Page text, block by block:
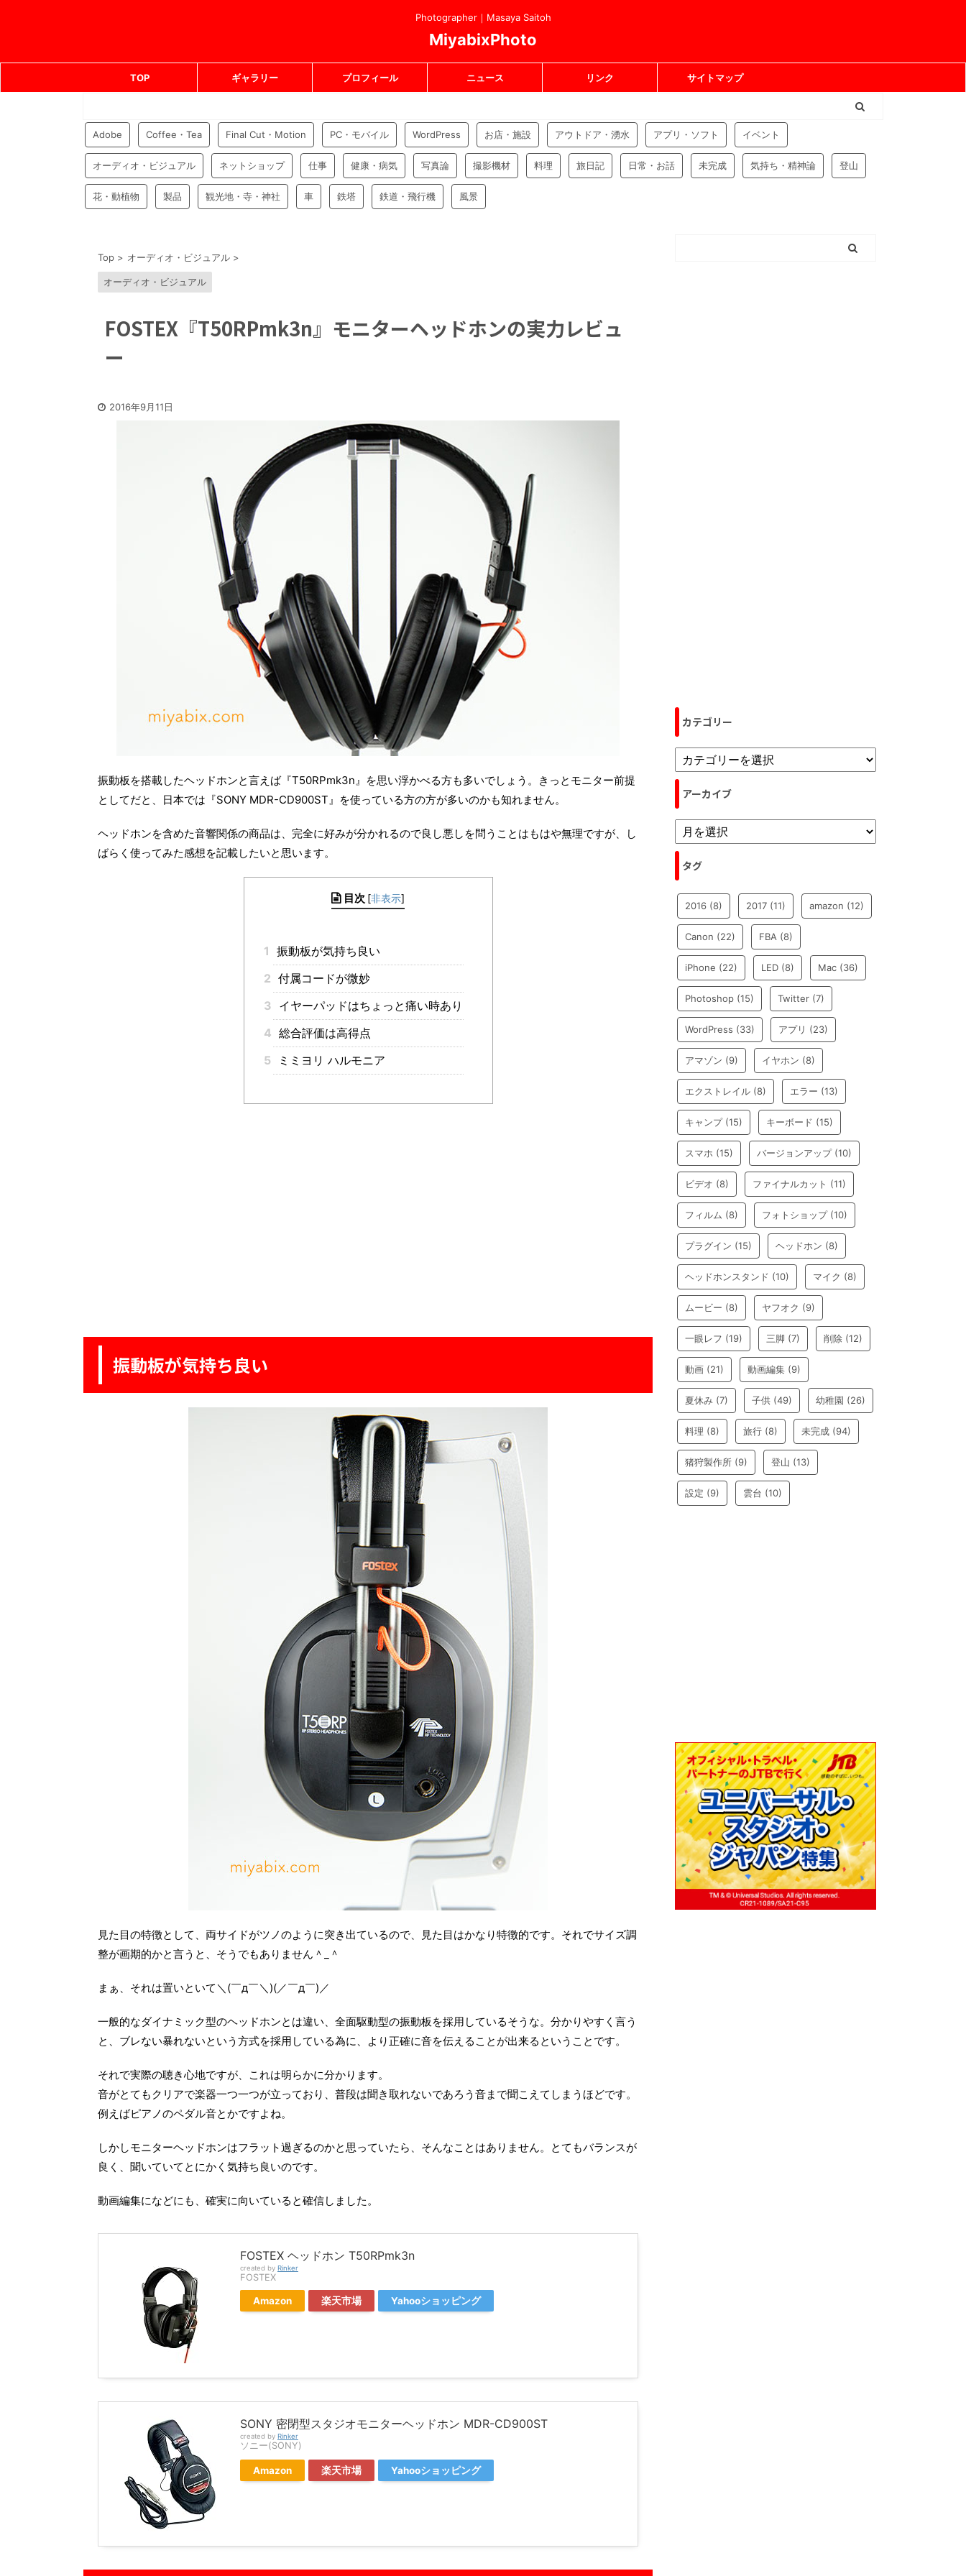
Photographer｜Masaya Saitoh
MiyabixPhoto
TOP ギャラリー プロフィール ニュース リンク サイトマップ
Adobe Coffee・Tea Final Cut・Motion PC・モバイル WordPress お店・施設 アウトドア・湧水 アプリ・ソフト イベント
オーディオ・ビジュアル ネットショップ 仕事 健康・病気 写真論 撮影機材 料理 旅日記 日常・お話 未完成 気持ち・精神論 登山
花・動植物 製品 観光地・寺・神社 車 鉄塔 鉄道・飛行機 風景
Top > オーディオ・ビジュアル >
オーディオ・ビジュアル
FOSTEX『T50RPmk3n』モニターヘッドホンの実力レビュ
ー
2016年9月11日
振動板を搭載したヘッドホンと言えば『T50RPmk3n』を思い浮かべる方も多いでしょう。きっとモニター前提
としてだと、日本では『SONY MDR-CD900ST』を使っている方の方が多いのかも知れません。
ヘッドホンを含めた音響関係の商品は、完全に好みが分かれるので良し悪しを問うことはもはや無理ですが、し
ばらく使ってみた感想を記載したいと思います。
目次 [非表示]
1 振動板が気持ち良い
2 付属コードが微妙
3 イヤーパッドはちょっと痛い時あり
4 総合評価は高得点
5
ミミヨリ ハルモニア
振動板が気持ち良い
見た目の特徴として、両サイドがツノのように突き出ているので、見た目はかなり特徴的です。それでサイズ調
整が画期的かと言うと、そうでもありません＾_＾
まぁ、それは置いといて＼(￣д￣＼)(／￣д￣)／
一般的なダイナミック型のヘッドホンとは違い、全面駆動型の振動板を採用しているそうな。分かりやすく言う
と、ブレない暴れないという方式を採用している為に、より正確に音を伝えることが出来るということです。
それで実際の聴き心地ですが、これは明らかに分かります。
音がとてもクリアで楽器一つ一つが立っており、普段は聞き取れないであろう音まで聞こえてしまうほどです。
例えばピアノのペダル音とかですよね。
しかしモニターヘッドホンはフラット過ぎるのかと思っていたら、そんなことはありません。とてもバランスが
良く、聞いていてとにかく気持ち良いのです。
動画編集になどにも、確実に向いていると確信しました。
FOSTEX ヘッドホン T50RPmk3n
created by Rinker
FOSTEX
Amazon 楽天市場 Yahooショッピング
SONY 密閉型スタジオモニターヘッドホン MDR-CD900ST
created by Rinker
ソニー(SONY)
Amazon 楽天市場 Yahooショッピング
カテゴリー
アーカイブ
タグ
2016 (8) 2017 (11) amazon (12)
Canon (22) FBA (8)
iPhone (22) LED (8) Mac (36)
Photoshop (15) Twitter (7)
WordPress (33) アプリ (23)
アマゾン (9) イヤホン (8)
エクストレイル (8) エラー (13)
キャンプ(15) キーボード (15)
スマホ (15) バージョンアップ(10)
ビデオ (8) ファイナルカット (11)
フィルム (8) フォトショップ(10)
プラグイン (15) ヘッドホン (8)
ヘッドホンスタンド (10) マイク (8)
ムービー (8) ヤフオク (9)
一眼レフ (19) 三脚 (7) 削除 (12)
動画 (21) 動画編集 (9)
夏休み (7) 子供 (49) 幼稚園 (26)
料理 (8) 旅行 (8) 未完成 (94)
猪狩製作所 (9) 登山 (13)
設定 (9) 雲台 (10)